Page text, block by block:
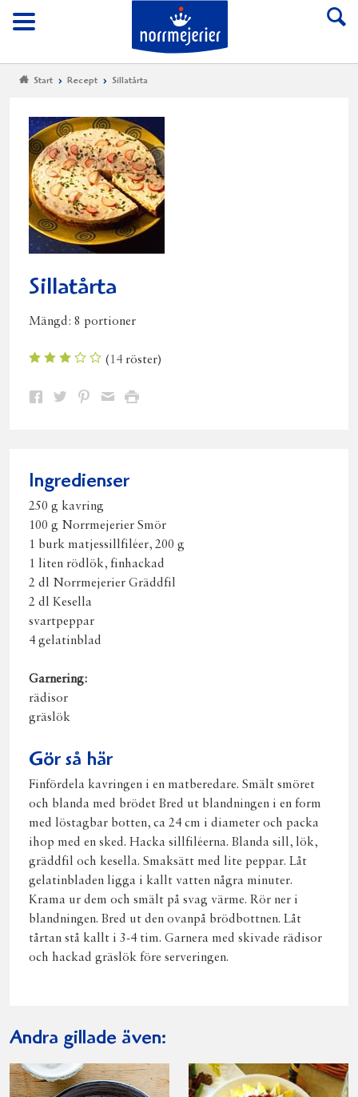
Meny
Till Norrmejerier
Start Recept Sillatårta
Sillatårta
Mängd: 8 portioner
(14 röster)
Dela Dela Dela DelaSkriv
Ingredienser
250 g kavring
100 g Norrmejerier Smör
1 burk matjessillfiléer, 200 g
1 liten rödlök, finhackad
2 dl Norrmejerier Gräddfil
2 dl Kesella
svartpeppar
4 gelatinblad
Garnering:
rädisor
gräslök
Gör så här
Finfördela kavringen i en matberedare. Smält smöret
och blanda med brödet Bred ut blandningen i en form
med löstagbar botten, ca 24 cm i diameter och packa
ihop med en sked. Hacka sillfiléerna. Blanda sill, lök,
gräddfil och kesella. Smaksätt med lite peppar. Låt
gelatinbladen ligga i kallt vatten några minuter.
Krama ur dem och smält på svag värme. Rör ner i
blandningen. Bred ut den ovanpå brödbottnen. Låt
tårtan stå kallt i 3-4 tim. Garnera med skivade rädisor
och hackad gräslök före serveringen.
Andra gillade även: